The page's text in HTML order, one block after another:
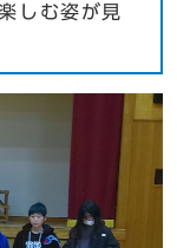
しむ姿が見